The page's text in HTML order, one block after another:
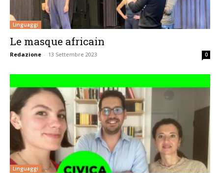
Linguaggi
Le masque africain
Redazione - 13 Settembre 2023 0
Linguaggi